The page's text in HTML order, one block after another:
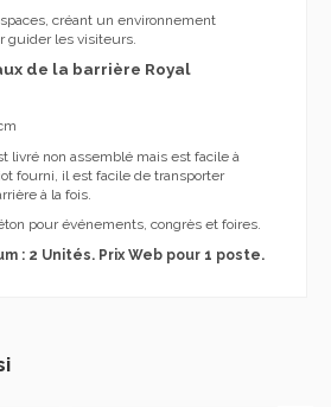
créant un environnement
guider les visiteurs.
de la barrière Royal
livré non assemblé mais est facile à
fourni, il est facile de transporter
à la fois.
pour événements, congrès et foires.
: 2 Unités. Prix ​​Web pour 1 poste.